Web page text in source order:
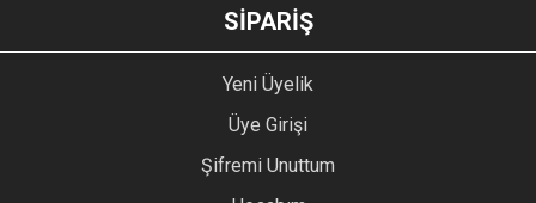
GÖNDER
SİPARİŞ
Yeni Üyelik
Üye Girişi
Şifremi Unuttum